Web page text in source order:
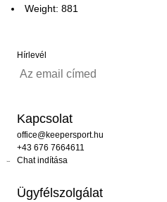
Weight: 881
Hírlevél
Kapcsolat
office@keepersport.hu
+43 676 7664611
Chat indítása
Ügyfélszolgálat